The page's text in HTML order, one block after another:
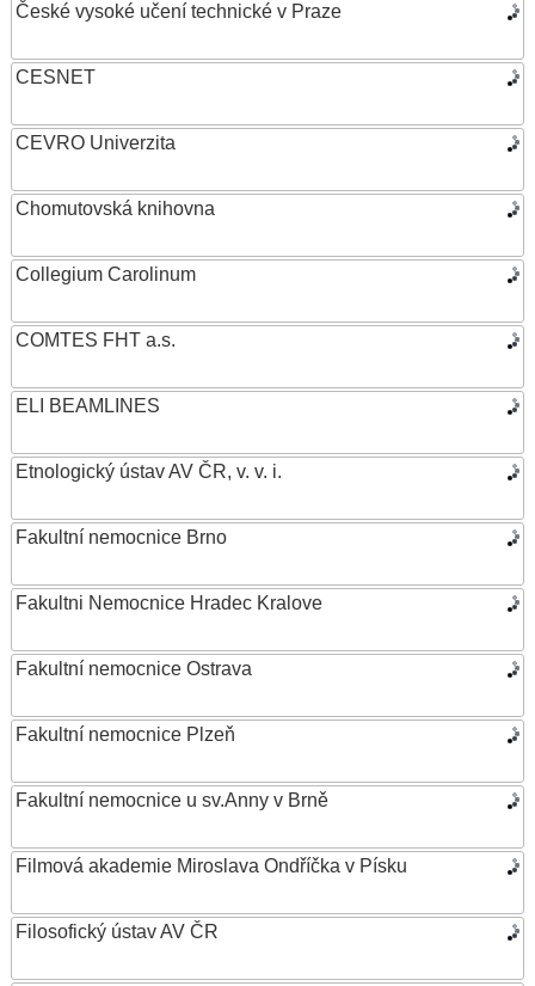
České vysoké učení technické v Praze
CESNET
CEVRO Univerzita
Chomutovská knihovna
Collegium Carolinum
COMTES FHT a.s.
ELI BEAMLINES
Etnologický ústav AV ČR, v. v. i.
Fakultní nemocnice Brno
Fakultni Nemocnice Hradec Kralove
Fakultní nemocnice Ostrava
Fakultní nemocnice Plzeň
Fakultní nemocnice u sv.Anny v Brně
Filmová akademie Miroslava Ondříčka v Písku
Filosofický ústav AV ČR